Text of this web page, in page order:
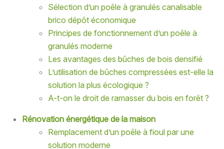
Sélection d’un poêle à granulés canalisable
brico dépôt économique
Principes de fonctionnement d’un poêle à
granulés moderne
Les avantages des bûches de bois densifié
L’utilisation de bûches compressées est-elle la
solution la plus écologique ?
A-t-on le droit de ramasser du bois en forêt ?
Rénovation énergétique de la maison
Remplacement d’un poêle à fioul par une
solution moderne